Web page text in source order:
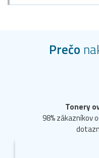
Prečo
Tonery
98% zákazníkov